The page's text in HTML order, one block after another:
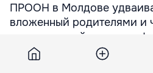
ПРООН в Молдове
вложенный родителями и
питание детей свежими
был дан старт кампании